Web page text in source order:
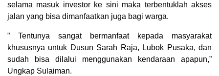
selama masuk investor ke sini maka terbentuklah akses
jalan yang bisa dimanfaatkan juga bagi warga.
” Tentunya sangat bermanfaat kepada masyarakat
khususnya untuk Dusun Sarah Raja, Lubok Pusaka, dan
sudah bisa dilalui menggunakan kendaraan apapun,”
Ungkap Sulaiman.